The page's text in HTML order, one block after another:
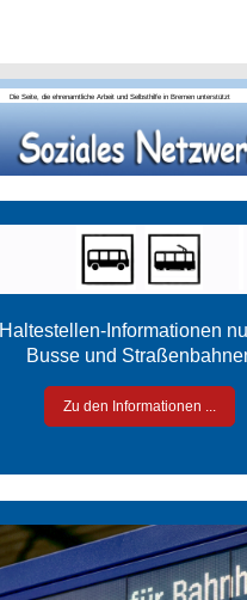
Die Seite, die ehrenamtliche Arbeit und Selbsthilfe in Bremen unterstützt
Haltestellen-Informationen
Busse und
Zu den Informationen ...